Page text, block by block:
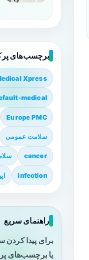
برچسب‌های
Xpress
medical
Europe PMC
سلامت عمومی
cancer
infection
راهنمای سریع
برای پیدا
یا برچسب‌های